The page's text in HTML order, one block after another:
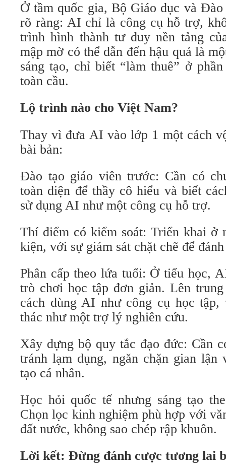
Ở tầm quốc gia, Bộ Giáo dục và
rõ ràng: AI chỉ là công cụ hỗ trợ,
trình hình thành tư duy nền tảng
mập mờ có thể dẫn đến hậu quả là
sáng tạo, chỉ biết “làm thuê” ở
toàn cầu.
Lộ trình nào cho Việt Nam?
Thay vì đưa AI vào lớp 1 một cách
bài bản:
Đào tạo giáo viên trước: Cần có
toàn diện để thầy cô hiểu và biết
sử dụng AI như một công cụ hỗ trợ.
Thí điểm có kiểm soát: Triển khai ở
kiện, với sự giám sát chặt chẽ để
Phân cấp theo lứa tuổi: Ở tiểu học,
trò chơi học tập đơn giản. Lên
cách dùng AI như công cụ học
thác như một trợ lý nghiên cứu.
Xây dựng bộ quy tắc đạo đức: Cần
tránh lạm dụng, ngăn chặn gian lận
tạo cá nhân.
Học hỏi quốc tế nhưng sáng tạo
Chọn lọc kinh nghiệm phù hợp với
đất nước, không sao chép rập khuôn.
Lời kết: Đừng đánh cược tương lai